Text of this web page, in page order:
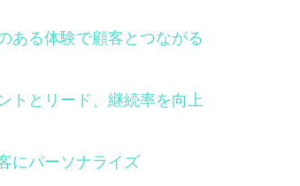
ある体験で顧客とつながる
トとリード、継続率を向上
にパーソナライズ